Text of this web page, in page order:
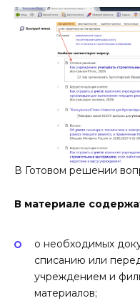
В Готовом решении
В материале
о необходимых
списанию или
учреждением и
материалов;